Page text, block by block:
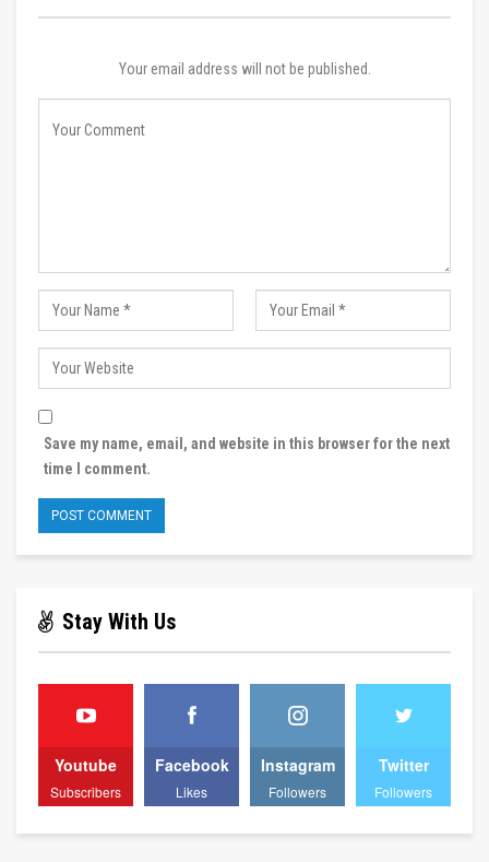
Your email address will not be published.
Save my name, email, and website in this browser for the next
time I comment.
Stay With Us
Youtube
Subscribers
Facebook
Likes
Instagram
Followers
Twitter
Followers